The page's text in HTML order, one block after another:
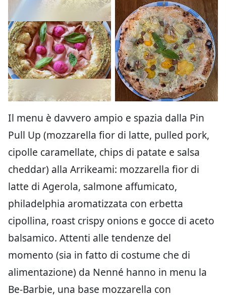
Il menu è davvero ampio e spazia dalla Pin
Pull Up (mozzarella fior di latte, pulled pork,
cipolle caramellate, chips di patate e salsa
cheddar) alla Arrikeami: mozzarella fior di
latte di Agerola, salmone affumicato,
philadelphia aromatizzata con erbetta
cipollina, roast crispy onions e gocce di aceto
balsamico. Attenti alle tendenze del
momento (sia in fatto di costume che di
alimentazione) da Nenné hanno in menu la
Be-Barbie, una base mozzarella con